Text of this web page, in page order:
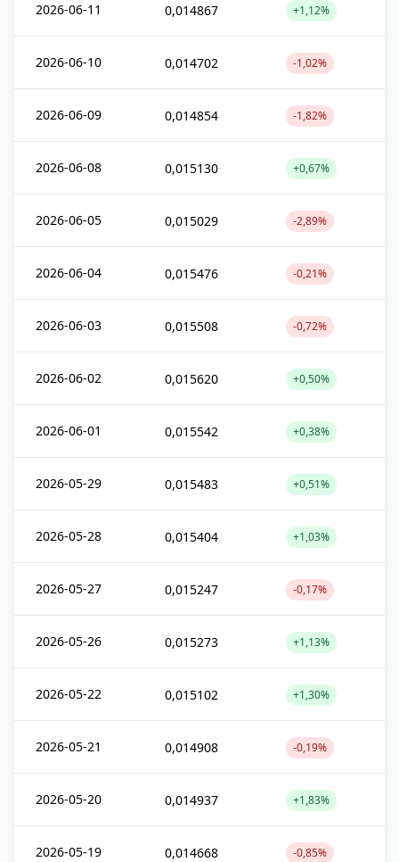
2026-06-11 0,014867 +1,12%
2026-06-10 0,014702 -1,02%
2026-06-09 0,014854 -1,82%
2026-06-08 0,015130 +0,67%
2026-06-05 0,015029 -2,89%
2026-06-04 0,015476 -0,21%
2026-06-03 0,015508 -0,72%
2026-06-02 0,015620 +0,50%
2026-06-01 0,015542 +0,38%
2026-05-29 0,015483 +0,51%
2026-05-28 0,015404 +1,03%
2026-05-27 0,015247 -0,17%
2026-05-26 0,015273 +1,13%
2026-05-22 0,015102 +1,30%
2026-05-21 0,014908 -0,19%
2026-05-20 0,014937 +1,83%
2026-05-19 0,014668 -0,85%